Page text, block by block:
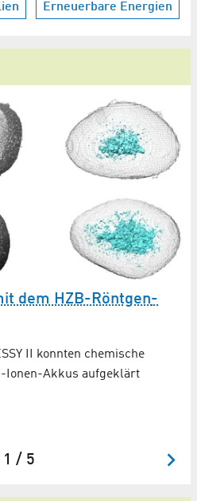
Erneuerbare Energien
dem HZB-Röntgen­
II konnten chemische
Ionen-Akkus aufgeklärt
1 / 5